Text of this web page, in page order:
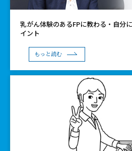
乳がん体験のあるFPに教わる・自分
イント
もっと読む